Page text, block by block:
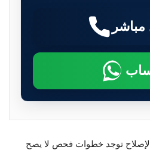
مباشر
توجد خطوات فحص لا يصح